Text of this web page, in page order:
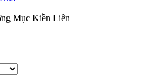
Mục Kiền Liên